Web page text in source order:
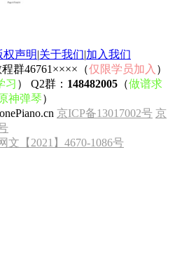
权声明|关于我们|加入我们
群46761××××（仅限学员加入 ）
习 ） Q2群： 148482005 （做谱求
神弹琴）
京ICP备13017002号 京
文【2021】4670-1086号